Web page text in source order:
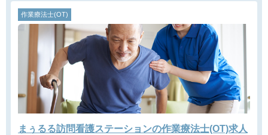
作業療法士(OT)
まぅるる訪問看護ステーションの作業療法士(OT)求人